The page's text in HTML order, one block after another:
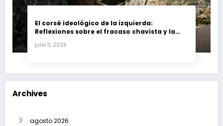
El corsé ideológico de la izquierda:
Reflexiones sobre el fracaso chavista y la
julio 11, 2026
Archives
agosto 2026